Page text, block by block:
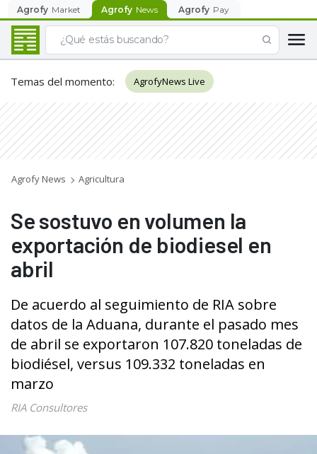
Agrofy Market Agrofy News Agrofy Pay
Temas del momento: AgrofyNews Live
Agrofy News Agricultura
Se sostuvo en volumen la
exportación de biodiesel en
abril
De acuerdo al seguimiento de RIA sobre
datos de la Aduana, durante el pasado mes
de abril se exportaron 107.820 toneladas de
biodiésel, versus 109.332 toneladas en
marzo
RIA Consultores